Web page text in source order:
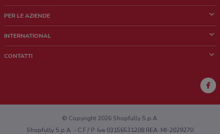
Chi siamo
Lavora con noi
PER LE AZIENDE
Richieste commerciali e marketing
INTERNATIONAL
CONTATTI
Hai un malfunzionamento sul web o sull'app?
© Copyright 2026 Shopfully S.p.A.
Shopfully S.p.A. - C.F / P. Iva 03156531208 REA: MI-2029270